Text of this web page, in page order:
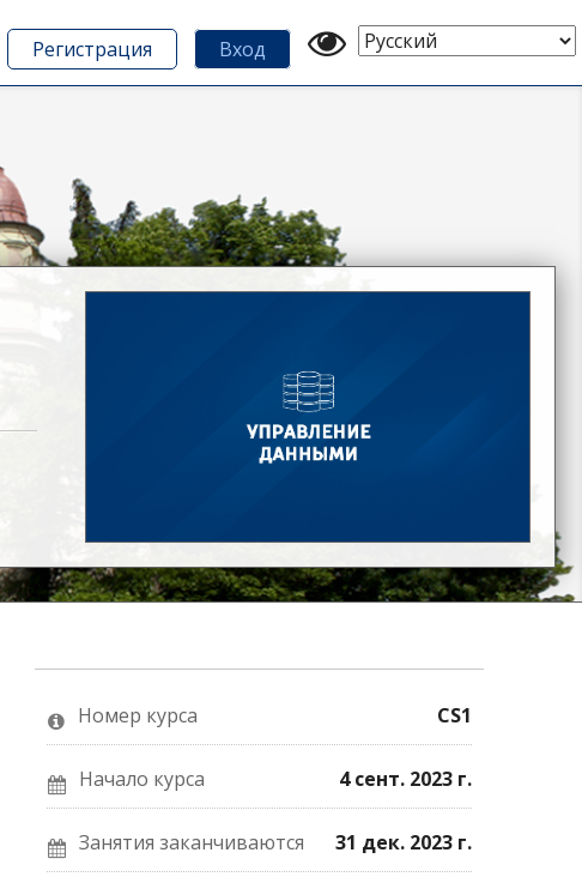
Выберите
Регистрация Вход
Номер курса CS1
Начало курса 4 сент. 2023 г.
Занятия заканчиваются 31 дек. 2023 г.